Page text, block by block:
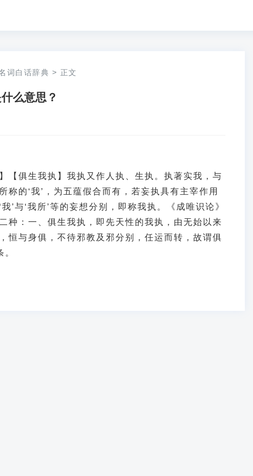
词白话辞典 > 正文
么意思？
【俱生我执】我执又作人执、生执。执著实我，与
称的‘我’，为五蕴假合而有，若妄执具有主宰作用
’与‘我所’等的妄想分别，即称我执。《成唯识论》
种：一、俱生我执，即先天性的我执，由无始以来
恒与身俱，不待邪教及邪分别，任运而转，故谓俱